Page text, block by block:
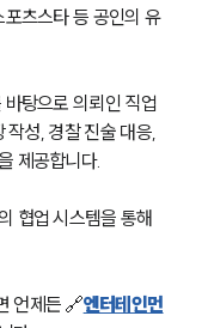
츠스타 등 공인의 유
탕으로 의뢰인 직업
성, 경찰 진술 대응,
제공합니다.
협업 시스템을 통해
언제든 🔗엔터테인먼